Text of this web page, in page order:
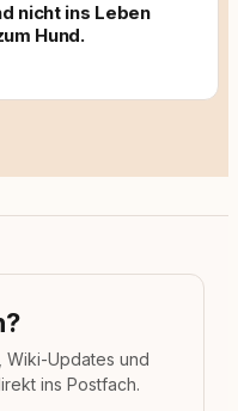
nicht ins Leben
Hund.
Wiki-Updates und
ins Postfach.